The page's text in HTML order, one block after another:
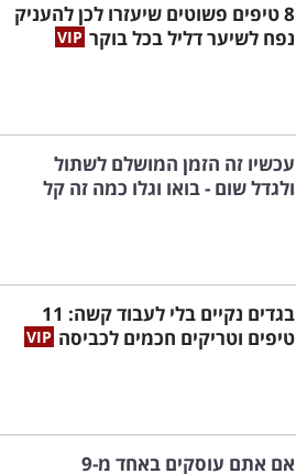
8 טיפים פשוטים שיעזרו לכן להעניק
נפח לשיער דליל בכל בוקר
עכשיו זה הזמן המושלם לשתול
ולגדל שום - בואו וגלו כמה זה קל
בגדים נקיים בלי לעבוד קשה: 11
טיפים וטריקים חכמים לכביסה
אם אתם עוסקים באחד מ-9